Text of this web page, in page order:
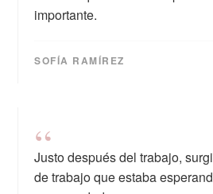
importante.
SOFÍA RAMÍREZ
“
Justo después del trabajo,
de trabajo que estaba